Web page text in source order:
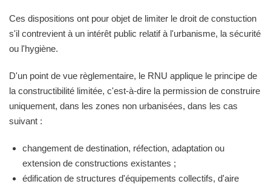
Ces dispositions ont pour objet de limiter le droit de constuction
s'il contrevient à un intérêt public relatif à l'urbanisme, la sécurité
ou l'hygiène.
D'un point de vue règlementaire, le RNU applique le principe de
la constructibilité limitée, c'est-à-dire la permission de construire
uniquement, dans les zones non urbanisées, dans les cas
suivant :
changement de destination, réfection, adaptation ou
extension de constructions existantes ;
édification de structures d'équipements collectifs, d'aire